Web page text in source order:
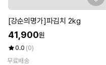
[강순의명가]파김치 2kg
41,900원
0.0 (0)
무료배송